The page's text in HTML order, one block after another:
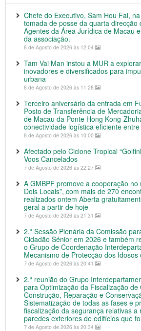
Chefe do Executivo, Sam Hou Fai,
tomada de posse da quarta direcção
Agentes da Área Jurídica de Macau
da associação.
8 de Agosto de 2026 às 12:04
Tam Vai Man instou a MUR a
inovadores e diversificados para
urbana
8 de Agosto de 2026 às 11:28
Terceiro aniversário da entrada em
Posto de Transferência de
de Macau da Ponte Hong Kong-
conectividade logística eficiente
8 de Agosto de 2026 às 10:00
Afectado pelo Ciclone Tropical
Voos Cancelados
7 de Agosto de 2026 às 22:27
A GMBPF promove a cooperação no
Dois Locais”, com mais de 270
realizados ontem Aberta
geral a partir de hoje
7 de Agosto de 2026 às 21:31
2.ª Sessão Plenária da Comissão
Cidadão Sénior em 2026 e também
o Grupo de Coordenação
Mecanismo de Protecção dos Idosos
7 de Agosto de 2026 às 20:41
2.ª reunião do Grupo
para Optimização da Fiscalização de
Construção, Reparação e
Sistematização de todas as fases e
fiscalização da segurança relativas a
paredes exteriores de edifícios que
7 de Agosto de 2026 às 20:34